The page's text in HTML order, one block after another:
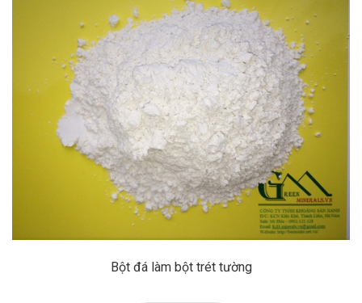
Bột đá làm bột trét tường